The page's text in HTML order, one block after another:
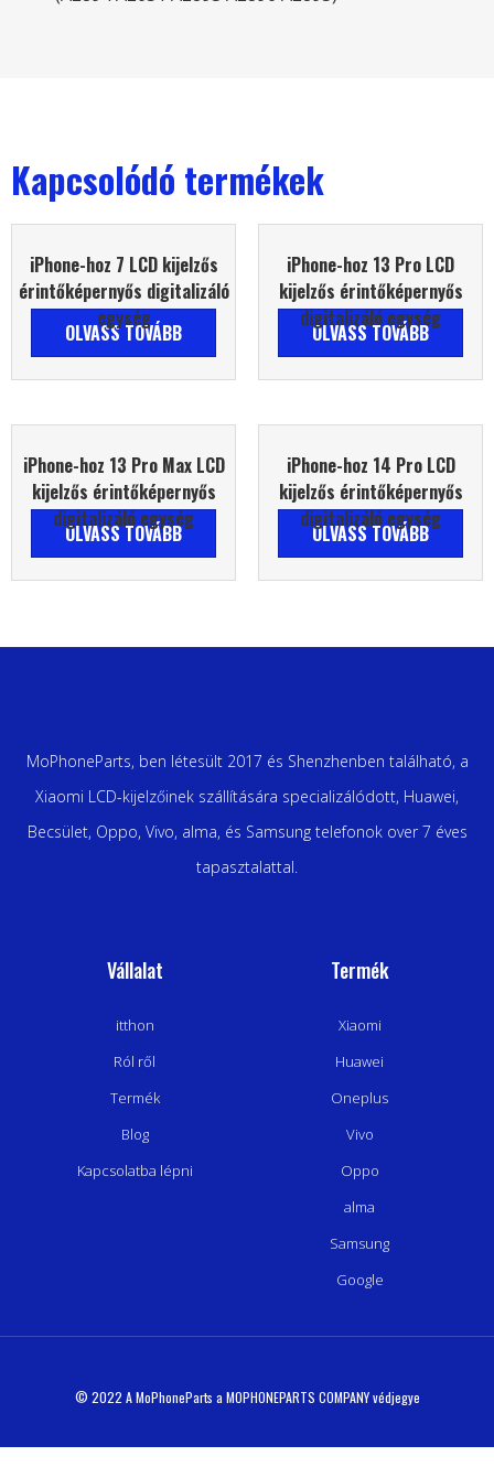
Kapcsolódó termékek
iPhone-hoz 7 LCD kijelzős
érintőképernyős digitalizáló
egység
OLVASS TOVÁBB
iPhone-hoz 13 Pro LCD
kijelzős érintőképernyős
digitalizáló egység
OLVASS TOVÁBB
iPhone-hoz 13 Pro Max LCD
kijelzős érintőképernyős
digitalizáló egység
OLVASS TOVÁBB
iPhone-hoz 14 Pro LCD
kijelzős érintőképernyős
digitalizáló egység
OLVASS TOVÁBB
MoPhoneParts, ben létesült 2017 és Shenzhenben található, a
Xiaomi LCD-kijelzőinek szállítására specializálódott, Huawei,
Becsület, Oppo, Vivo, alma, és Samsung telefonok over 7 éves
tapasztalattal.
Vállalat
itthon
Ról ről
Termék
Blog
Kapcsolatba lépni
Termék
Xiaomi
Huawei
Oneplus
Vivo
Oppo
alma
Samsung
Google
© 2022 A MoPhoneParts a MOPHONEPARTS COMPANY védjegye